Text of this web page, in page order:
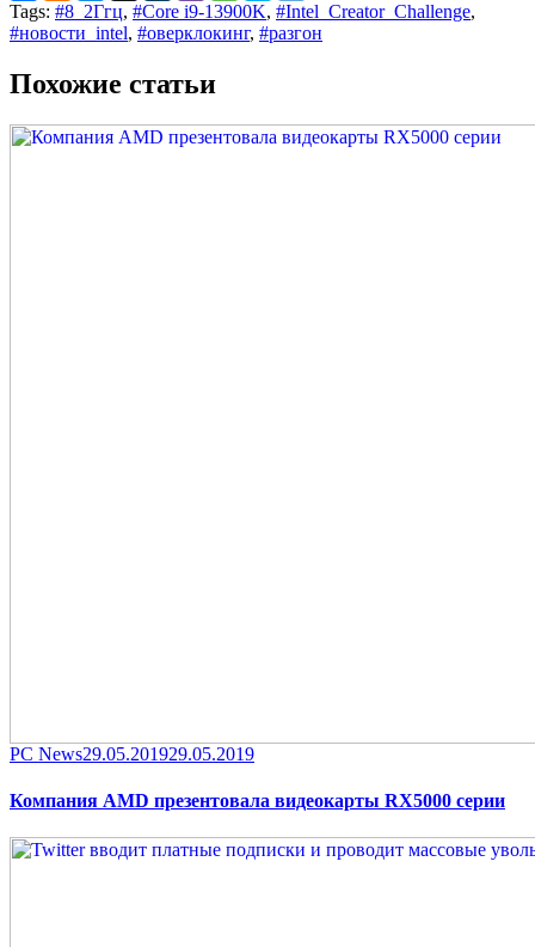
Tags: #8_2Ггц, #Core i9-13900K, #Intel_Creator_Challenge,
#новости_intel, #оверклокинг, #разгон
Похожие статьи
Category
PC NewsPosted
29.05.201929.05.2019
Компания AMD презентовала видеокарты RX5000 серии